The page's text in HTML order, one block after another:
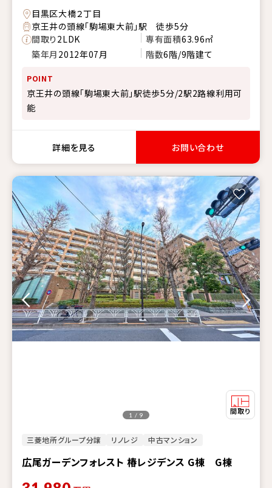
目黒区大橋２丁目
京王井の頭線「駒場東大前」駅 徒歩5分
間取り2LDK 専有面積63.96㎡
築年月 2012年07月 階数6階/9階建て
POINT
京王井の頭線「駒場東大前」駅徒歩5分/2駅2路線利用可
能
詳細を見る お問い合わせ
三菱地所グループ分譲 リノレジ 中古マンション
広尾ガーデンフォレスト 椿レジデンス G棟 G棟
1 / 9